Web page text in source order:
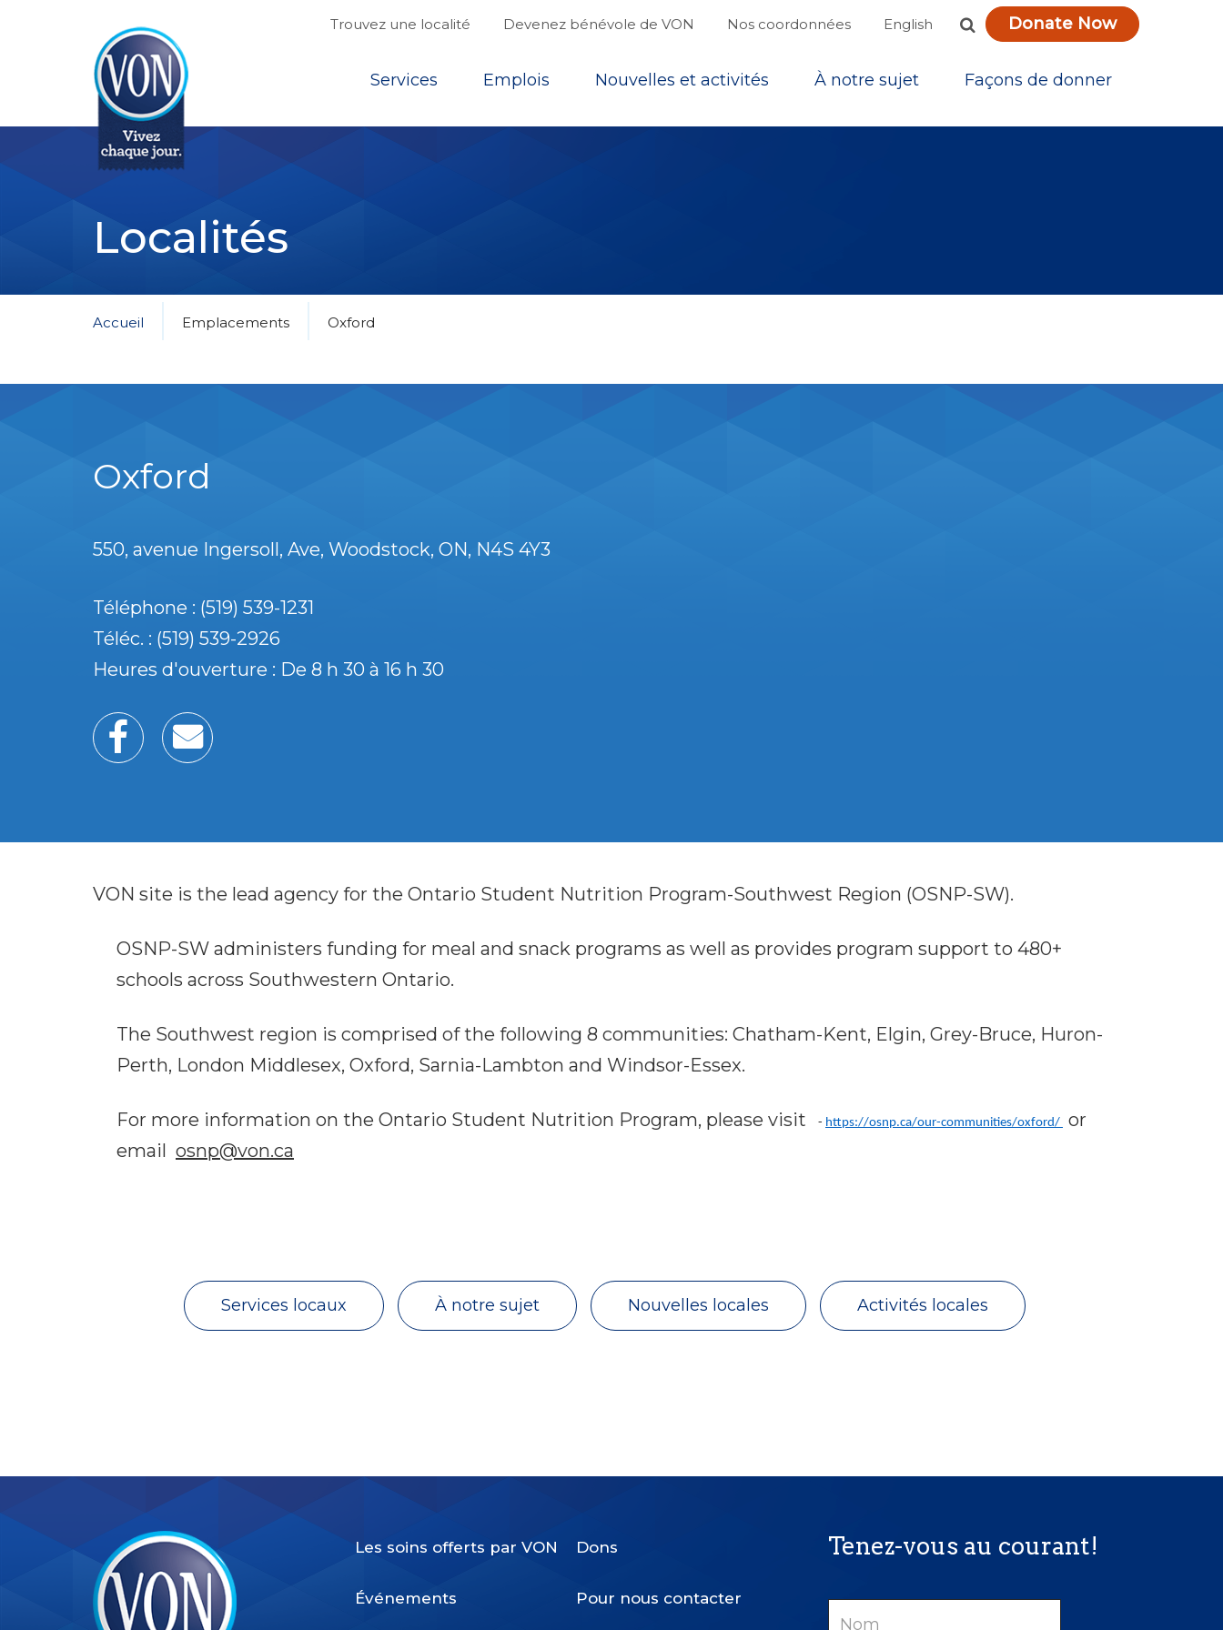
Trouvez une localité Devenez bénévole de VON Nos coordonnées English Donate Now
Services Emplois Nouvelles et activités À notre sujet Façons de donner
Localités
Accueil Emplacements Oxford
Oxford
550, avenue Ingersoll Ave Woodstock ON N4S 4Y3
Téléphone : (519) 539-1231
Téléc. : (519) 539-2926
Heures d'ouverture : De 8 h 30 à 16 h 30
VON site is the lead agency for the Ontario Student Nutrition Program-Southwest Region (OSNP-SW).
OSNP-SW administers funding for meal and snack programs as well as provides program support to 480+
schools across Southwestern Ontario.
The Southwest region is comprised of the following 8 communities: Chatham-Kent, Elgin, Grey-Bruce, Huron-
Perth, London Middlesex, Oxford, Sarnia-Lambton and Windsor-Essex.
For more information on the Ontario Student Nutrition Program, please visit - https://osnp.ca/our-communities/oxford/ or
email osnp@von.ca
Services locaux À notre sujet Nouvelles locales Activités locales
Les soins offerts par VON
Événements
Dons
Pour nous contacter
Tenez-vous au courant!
Nom